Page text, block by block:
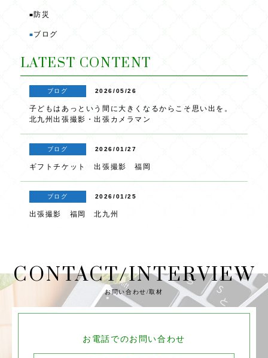
■防災
■ブログ
LATEST CONTENT
ブログ 2026/05/26
子どもはあっという間に大きくなるからこそ思い出を。
北九州出張撮影・出張カメラマン
ブログ 2026/01/27
ギフトチケット 出張撮影 福岡
ブログ 2026/01/25
出張撮影 福岡 北九州
CONTACT/INTERVIEW
お問い合わせ/取材
お電話でのお問い合わせ